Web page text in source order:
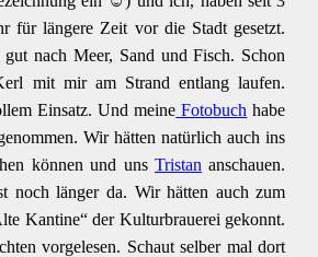
für längere Zeit vor die Stadt gesetzt.
nach Meer, Sand und Fisch. Schon
mit mir am Strand entlang laufen.
Einsatz. Und meine Fotobuch habe
Wir hätten natürlich auch ins
können und uns Tristan anschauen.
noch länger da. Wir hätten auch zum
Kantine“ der Kulturbrauerei gekonnt.
vorgelesen. Schaut selber mal dort